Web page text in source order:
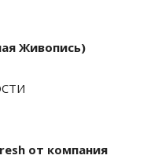
Живопись)
от компания